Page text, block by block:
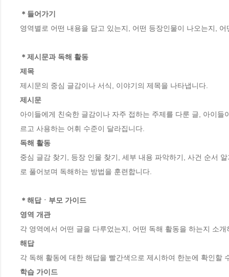
＊들어가기
영역별로 어떤 내용을 담고 있는지, 어떤 등장인물이 나오는지,
＊제시문과 독해 활동
제목
제시문
아이들에게 친숙한 글감이나 자주 접하는 주제를 다룬 글, 아이
독해 활동
중심 글감 찾기, 등장 인물 찾기, 세부 내용 파악하기, 사건 순서
로 풀어보며 독해하는 방법을 훈련합니다.
＊해답ㆍ부모 가이드
영역 개관
해답
학습 가이드